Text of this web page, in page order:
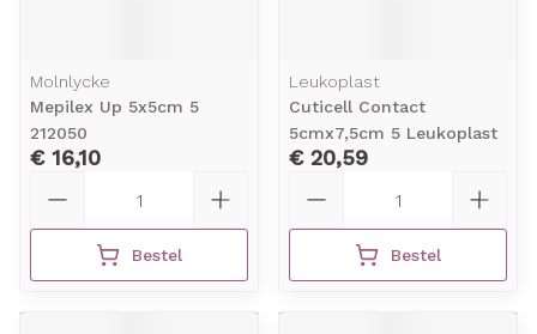
Molnlycke
Mepilex Up 5x5cm 5
212050
€ 16,10
Bestel
Leukoplast
Cuticell Contact
5cmx7,5cm 5 Leukoplast
€ 20,59
Bestel